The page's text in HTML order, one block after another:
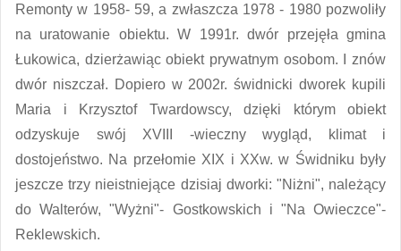
Remonty w 1958- 59, a zwłaszcza 1978 - 1980 pozwoliły
na uratowanie obiektu. W 1991r. dwór przejęła gmina
Łukowica, dzierżawiąc obiekt prywatnym osobom. I znów
dwór niszczał. Dopiero w 2002r. świdnicki dworek kupili
Maria i Krzysztof Twardowscy, dzięki którym obiekt
odzyskuje swój XVIII -wieczny wygląd, klimat i
dostojeństwo. Na przełomie XIX i XXw. w Świdniku były
jeszcze trzy nieistniejące dzisiaj dworki: "Niżni", należący
do Walterów, "Wyżni"- Gostkowskich i "Na Owieczce"-
Reklewskich.